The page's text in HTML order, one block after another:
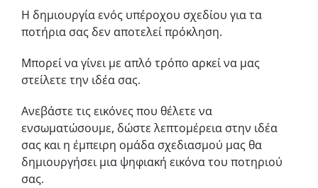
Η δημιουργία ενός υπέροχου σχεδίου για τα
ποτήρια σας δεν αποτελεί πρόκληση.
Μπορεί να γίνει με απλό τρόπο αρκεί να μας
στείλετε την ιδέα σας.
Ανεβάστε τις εικόνες που θέλετε να
ενσωματώσουμε, δώστε λεπτομέρεια στην ιδέα
σας και η έμπειρη ομάδα σχεδιασμού μας θα
δημιουργήσει μια ψηφιακή εικόνα του ποτηριού
σας.